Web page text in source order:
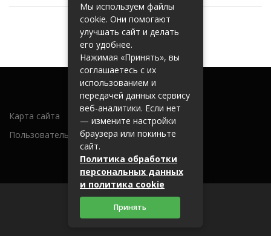
Карта сайта
Пользовательское соглашение
2026 (c) metallobaza31.ru
Мы используем файлы
cookie. Они помогают
улучшать сайт и делать
его удобнее.
Нажимая «Принять», вы
соглашаетесь с их
использованием и
передачей данных сервису
веб-аналитики. Если нет
— измените настройки
браузера или покиньте
сайт.
Политика обработки
персональных данных
и политика cookie
Принять